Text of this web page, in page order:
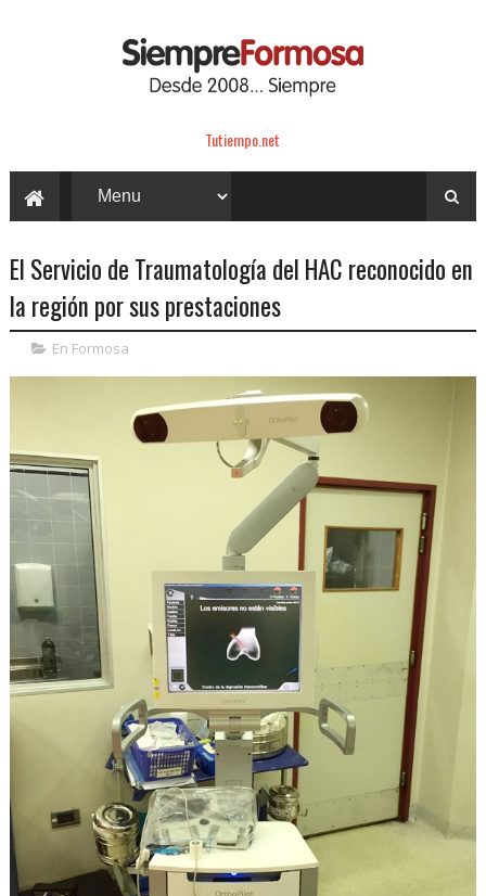
Tutiempo.net
El Servicio de Traumatología del HAC reconocido en
la región por sus prestaciones
En Formosa